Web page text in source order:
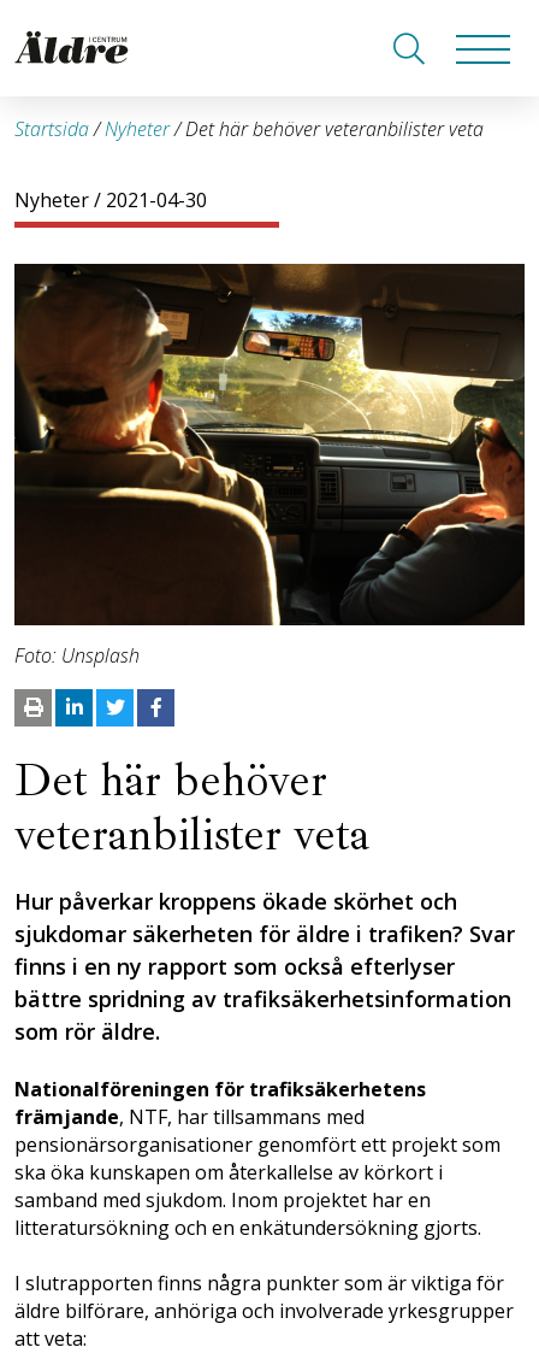
Startsida/Nyheter/Det här behöver veteranbilister veta
Nyheter/ 2021-04-30
Foto: Unsplash
Det här behöver
veteranbilister veta
Hur påverkar kroppens ökade skörhet och
sjukdomar säkerheten för äldre i trafiken? Svar
finns i en ny rapport som också efterlyser
bättre spridning av trafiksäkerhetsinformation
som rör äldre.
Nationalföreningen för trafiksäkerhetens
främjande, NTF, har tillsammans med
pensionärsorganisationer genomfört ett projekt som
ska öka kunskapen om återkallelse av körkort i
samband med sjukdom. Inom projektet har en
litteratursökning och en enkätundersökning gjorts.
I slutrapporten finns några punkter som är viktiga för
äldre bilförare, anhöriga och involverade yrkesgrupper
att veta: